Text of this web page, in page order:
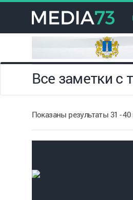
Все заметки с
Показаны результаты 31 - 40